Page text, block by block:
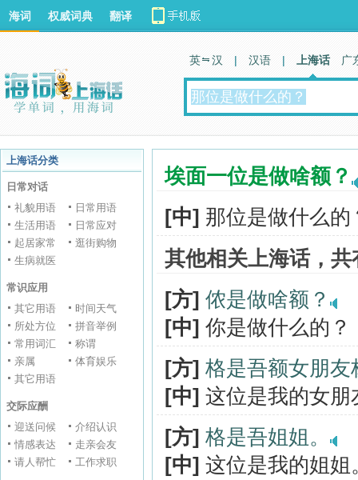
海词 权威词典 翻译
英 汉 | 汉语 | 上海话 广
上海话分类
日常对话
礼貌用语
日常用语
生活用语
日常应对
起居家常
逛街购物
生病就医
常识应用
其它用语
时间天气
所处方位
拼音举例
常用词汇
称谓
亲属
体育娱乐
其它用语
交际应酬
迎送问候
介绍认识
情感表达
走亲会友
请人帮忙
工作求职
埃面一位是做啥额？
[中] 那位是做什么的
其他相关上海话，共
[方] 侬是做啥额？
[中] 你是做什么的？
[方] 格是吾额女朋友
[中] 这位是我的女朋
[方] 格是吾姐姐。
[中] 这位是我的姐姐